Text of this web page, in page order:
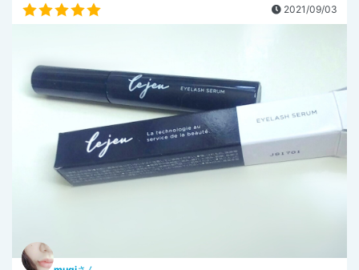
2021/09/03